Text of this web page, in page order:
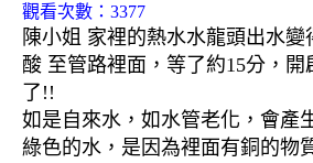
觀看次數：3377
陳小姐 家裡的熱水水龍頭出水
酸 至管路裡面，等了約15分，
了!!
如是自來水，如水管老化，會產
綠色的水，是因為裡面有銅的物